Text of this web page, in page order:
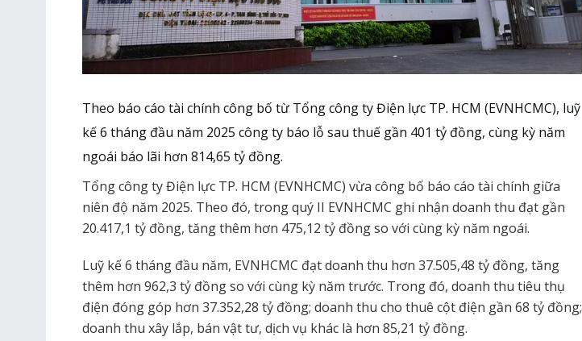
Theo báo cáo tài chính công bố từ Tổng công ty Điện lực TP. HCM (EVNHCMC), luỹ
kế 6 tháng đầu năm 2025 công ty báo lỗ sau thuế gần 401 tỷ đồng, cùng kỳ năm
ngoái báo lãi hơn 814,65 tỷ đồng.
Tổng công ty Điện lực TP. HCM (EVNHCMC) vừa công bố báo cáo tài chính giữa
niên độ năm 2025. Theo đó, trong quý II EVNHCMC ghi nhận doanh thu đạt gần
20.417,1 tỷ đồng, tăng thêm hơn 475,12 tỷ đồng so với cùng kỳ năm ngoái.
Luỹ kế 6 tháng đầu năm, EVNHCMC đạt doanh thu hơn 37.505,48 tỷ đồng, tăng
thêm hơn 962,3 tỷ đồng so với cùng kỳ năm trước. Trong đó, doanh thu tiêu thụ
điện đóng góp hơn 37.352,28 tỷ đồng; doanh thu cho thuê cột điện gần 68 tỷ đồng;
doanh thu xây lắp, bán vật tư, dịch vụ khác là hơn 85,21 tỷ đồng.